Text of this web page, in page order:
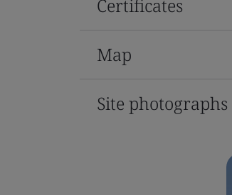
Certificates
Map
Site photographs